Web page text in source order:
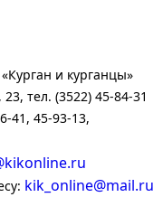
и курганцы»
тел. (3522) 45-84-31
41, 45-93-13,
kik_online@mail.ru